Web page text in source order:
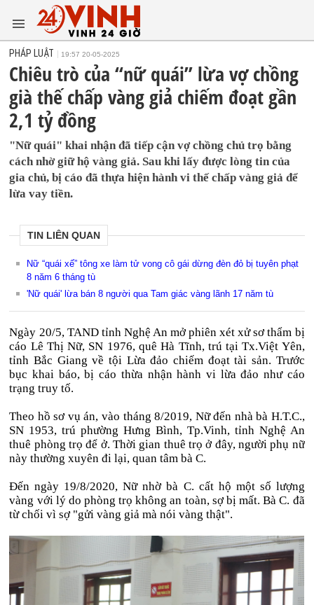
PHÁP LUẬT 19:57 20-05-2025
Chiêu trò của “nữ quái” lừa vợ chồng
già thế chấp vàng giả chiếm đoạt gần
2,1 tỷ đồng
"Nữ quái" khai nhận đã tiếp cận vợ chồng chủ trọ bằng
cách nhờ giữ hộ vàng giả. Sau khi lấy được lòng tin của
gia chủ, bị cáo đã thựa hiện hành vi thế chấp vàng giả để
lừa vay tiền.
TIN LIÊN QUAN
Nữ “quái xế” tông xe làm tử vong cô gái dừng đèn đỏ bị tuyên phạt
8 năm 6 tháng tù
'Nữ quái' lừa bán 8 người qua Tam giác vàng lãnh 17 năm tù
Ngày 20/5, TAND tỉnh Nghệ An mở phiên xét xử sơ thẩm bị
cáo Lê Thị Nữ, SN 1976, quê Hà Tĩnh, trú tại Tx.Việt Yên,
tỉnh Bắc Giang về tội Lừa đảo chiếm đoạt tài sản. Trước
bục khai báo, bị cáo thừa nhận hành vi lừa đảo như cáo
trạng truy tố.
Theo hồ sơ vụ án, vào tháng 8/2019, Nữ đến nhà bà H.T.C.,
SN 1953, trú phường Hưng Bình, Tp.Vinh, tỉnh Nghệ An
thuê phòng trọ để ở. Thời gian thuê trọ ở đây, người phụ nữ
này thường xuyên đi lại, quan tâm bà C.
Đến ngày 19/8/2020, Nữ nhờ bà C. cất hộ một số lượng
vàng với lý do phòng trọ không an toàn, sợ bị mất. Bà C. đã
từ chối vì sợ "gửi vàng giả mà nói vàng thật".